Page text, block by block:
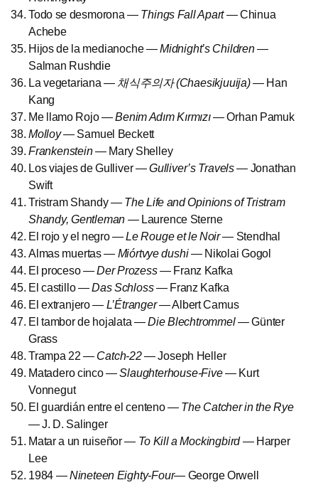
Todo se desmorona — Things Fall Apart— Chinua
Achebe
Hijos de la medianoche —Midnight’s Children—
Salman Rushdie
La vegetariana — 채식주의자 (Chaesikjuuija)— Han
Kang
Me llamo Rojo —Benim Adım Kırmızı— Orhan Pamuk
Molloy— Samuel Beckett
Frankenstein— Mary Shelley
Los viajes de Gulliver —Gulliver’s Travels— Jonathan
Swift
Tristram Shandy — The Life and Opinions of Tristram
Shandy, Gentleman — Laurence Sterne
El rojo y el negro —Le Rouge et le Noir— Stendhal
Almas muertas — Miórtvye dushi— Nikolai Gogol
El proceso —Der Prozess— Franz Kafka
El castillo —Das Schloss— Franz Kafka
El extranjero — L’Étranger— Albert Camus
El tambor de hojalata —Die Blechtrommel— Günter
Grass
Trampa 22 — Catch-22— Joseph Heller
Matadero cinco —Slaughterhouse-Five— Kurt
Vonnegut
El guardián entre el centeno — The Catcher in the Rye
— J. D. Salinger
Matar a un ruiseñor — To Kill a Mockingbird— Harper
Lee
1984 —Nineteen Eighty-Four— George Orwell